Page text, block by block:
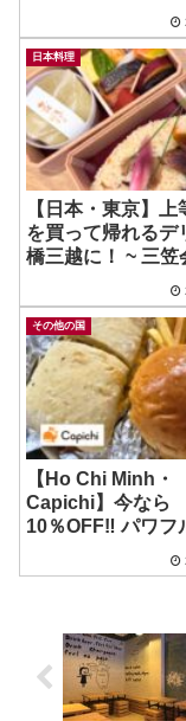
Bottom
日本料理
【日本・東京】上
を買って帰れるデ
橋三越に！ ~ 三笠
その他の国
【Ho Chi Minh・
Capichi】今なら
10％OFF‼️ パワフ
Boss Bistro